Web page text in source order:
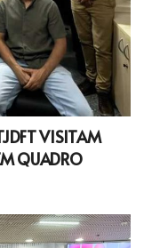
VISITAM
QUADRO